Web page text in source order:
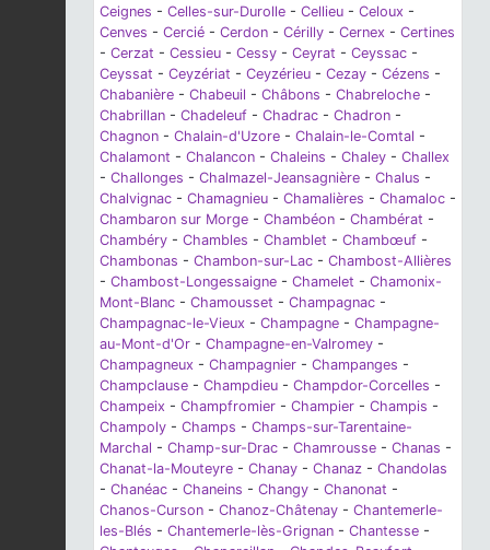
Ceignes - Celles-sur-Durolle - Cellieu - Celoux -
Cenves - Cercié - Cerdon - Cérilly - Cernex - Certines
- Cerzat - Cessieu - Cessy - Ceyrat - Ceyssac -
Ceyssat - Ceyzériat - Ceyzérieu - Cezay - Cézens -
Chabanière - Chabeuil - Châbons - Chabreloche -
Chabrillan - Chadeleuf - Chadrac - Chadron -
Chagnon - Chalain-d'Uzore - Chalain-le-Comtal -
Chalamont - Chalancon - Chaleins - Chaley - Challex
- Challonges - Chalmazel-Jeansagnière - Chalus -
Chalvignac - Chamagnieu - Chamalières - Chamaloc -
Chambaron sur Morge - Chambéon - Chambérat -
Chambéry - Chambles - Chamblet - Chambœuf -
Chambonas - Chambon-sur-Lac - Chambost-Allières
- Chambost-Longessaigne - Chamelet - Chamonix-
Mont-Blanc - Chamousset - Champagnac -
Champagnac-le-Vieux - Champagne - Champagne-
au-Mont-d'Or - Champagne-en-Valromey -
Champagneux - Champagnier - Champanges -
Champclause - Champdieu - Champdor-Corcelles -
Champeix - Champfromier - Champier - Champis -
Champoly - Champs - Champs-sur-Tarentaine-
Marchal - Champ-sur-Drac - Chamrousse - Chanas -
Chanat-la-Mouteyre - Chanay - Chanaz - Chandolas
- Chanéac - Chaneins - Changy - Chanonat -
Chanos-Curson - Chanoz-Châtenay - Chantemerle-
les-Blés - Chantemerle-lès-Grignan - Chantesse -